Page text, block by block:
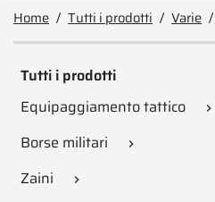
Home Tutti i prodotti Varie
Tutti i prodotti
Equipaggiamento tattico

Borse militari 
Zaini 